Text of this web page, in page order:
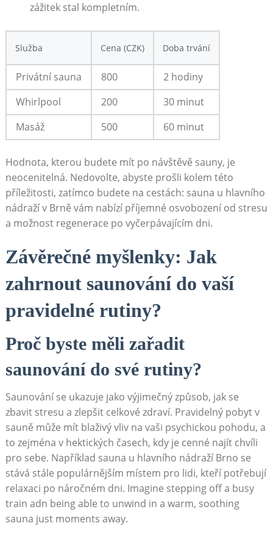
zážitek stal kompletním.
Služba Cena (CZK) Doba trvání
Privátní sauna 800
2 hodiny
Whirlpool
200
30 minut
Masáž
500 60 minut
Hodnota, kterou budete mít po návštěvě sauny, je
neocenitelná. Nedovolte, abyste prošli kolem této
příležitosti, zatímco budete na cestách: sauna u hlavního
nádraží v Brně vám nabízí příjemné osvobození od stresu
a možnost regenerace po vyčerpávajícím dni.
Závěrečné myšlenky: Jak
zahrnout saunování do vaší
pravidelné rutiny?
Proč byste měli zařadit
saunování do své rutiny?
Saunování se ukazuje jako výjimečný způsob, jak se
zbavit stresu a zlepšit celkové zdraví. Pravidelný pobyt v
sauně může mít blaživý vliv na vaši psychickou pohodu, a
to zejména v hektických časech, kdy je cenné najít chvíli
pro sebe. Například sauna u hlavního nádraží Brno se
stává stále populárnějším místem pro lidi, kteří potřebují
relaxaci po náročném dni. Imagine stepping off a busy
train adn being able to unwind in a warm, soothing
sauna just moments away.